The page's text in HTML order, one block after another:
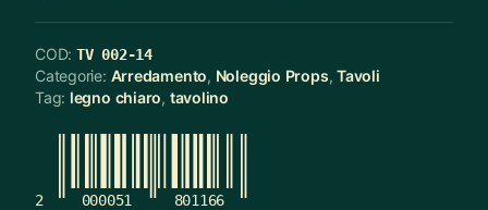
COD: TV 002-14
Categorie: Arredamento, Noleggio Props,Tavoli
Tag: legno chiaro, tavolino
2 000051 801166